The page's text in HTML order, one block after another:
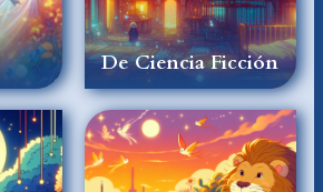
De Ciencia Ficción